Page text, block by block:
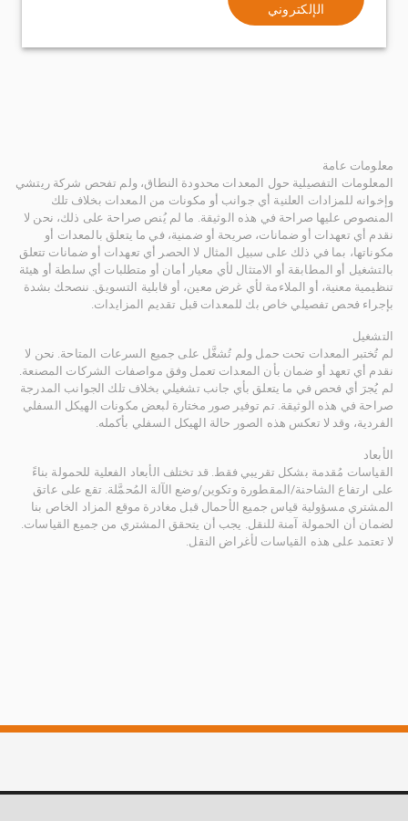
الإلكتروني
معلومات عامة
المعلومات التفصيلية حول المعدات محدودة النطاق، ولم تفحص شركة ريتشي
وإخوانه للمزادات العلنية أي جوانب أو مكونات من المعدات بخلاف تلك
المنصوص عليها صراحة في هذه الوثيقة. ما لم يُنص صراحة على ذلك، نحن لا
نقدم أي تعهدات أو ضمانات، صريحة أو ضمنية، في ما يتعلق بالمعدات أو
مكوناتها، بما في ذلك على سبيل المثال لا الحصر أي تعهدات أو ضمانات تتعلق
بالتشغيل أو المطابقة أو الامتثال لأي معيار أمان أو متطلبات أي سلطة أو هيئة
تنظيمية معنية، أو الملاءمة لأي غرض معين، أو قابلية التسويق. ننصحك بشدة
بإجراء فحص تفصيلي خاص بك للمعدات قبل تقديم المزايدات.
التشغيل
لم تُختبر المعدات تحت حمل ولم تُشغَّل على جميع السرعات المتاحة. نحن لا
نقدم أي تعهد أو ضمان بأن المعدات تعمل وفق مواصفات الشركات المصنعة.
لم يُجرَ أي فحص في ما يتعلق بأي جانب تشغيلي بخلاف تلك الجوانب المدرجة
صراحة في هذه الوثيقة. تم توفير صور مختارة لبعض مكونات الهيكل السفلي
الفردية، وقد لا تعكس هذه الصور حالة الهيكل السفلي بأكمله.
الأبعاد
القياسات مُقدمة بشكل تقريبي فقط. قد تختلف الأبعاد الفعلية للحمولة بناءً
على ارتفاع الشاحنة/المقطورة وتكوين/وضع الآلة المُحمَّلة. تقع على عاتق
المشتري مسؤولية قياس جميع الأحمال قبل مغادرة موقع المزاد الخاص بنا
لضمان أن الحمولة آمنة للنقل. يجب أن يتحقق المشتري من جميع القياسات.
لا تعتمد على هذه القياسات لأغراض النقل.